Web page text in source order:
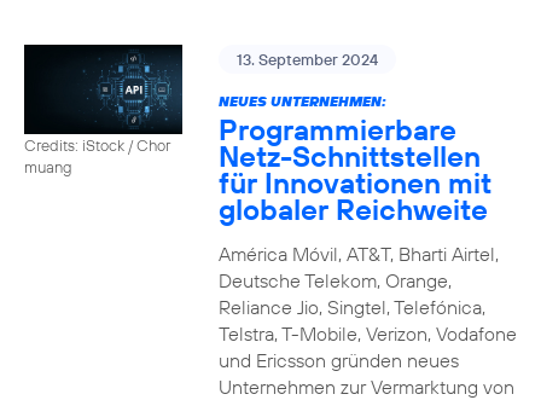
Credits: iStock / Chor
muang
13. September 2024
NEUES UNTERNEHMEN:
Programmierbare
Netz-Schnittstellen
für Innovationen mit
globaler Reichweite
América Móvil, AT&T, Bharti Airtel,
Deutsche Telekom, Orange,
Reliance Jio, Singtel, Telefónica,
Telstra, T-Mobile, Verizon, Vodafone
und Ericsson gründen neues
Unternehmen zur Vermarktung von